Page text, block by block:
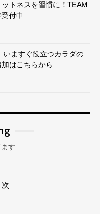
トネスを習慣に！TEAM
付中
いますぐ役立つカラダの
はこちらから
す
次